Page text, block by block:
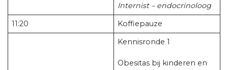
Internist – endocrinoloog
11:20
Koffiepauze
Kennisronde 1
Obesitas bij kinderen en